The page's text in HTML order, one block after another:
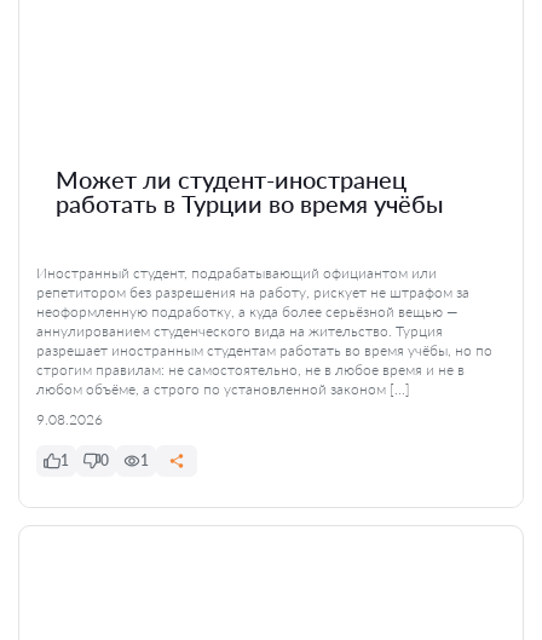
Может ли студент-иностранец
работать в Турции во время учёбы
Иностранный студент, подрабатывающий официантом или
репетитором без разрешения на работу, рискует не штрафом за
неоформленную подработку, а куда более серьёзной вещью —
аннулированием студенческого вида на жительство. Турция
разрешает иностранным студентам работать во время учёбы, но по
строгим правилам: не самостоятельно, не в любое время и не в
любом объёме, а строго по установленной законом […]
9.08.2026
1 0 1